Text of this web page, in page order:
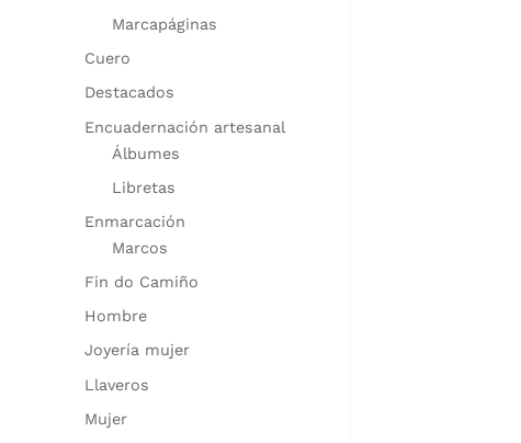
Marcapáginas
Cuero
Destacados
Encuadernación artesanal
Álbumes
Libretas
Enmarcación
Marcos
Fin do Camiño
Hombre
Joyería mujer
Llaveros
Mujer